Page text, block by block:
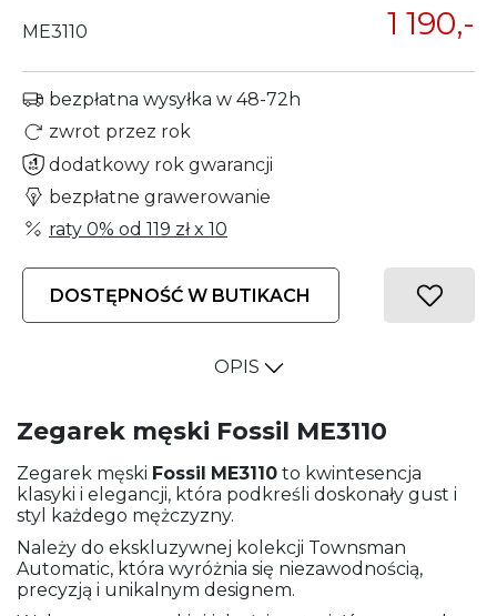
ME3110 1 190,-
bezpłatna wysyłka w 48-72h
zwrot przez rok
dodatkowy rok gwarancji
bezpłatne grawerowanie
raty 0% od 119 złx 10
DOSTĘPNOŚĆ W BUTIKACH
OPIS
Zegarek męski Fossil ME3110
Zegarek męski Fossil ME3110 to kwintesencja
klasyki i elegancji, która podkreśli doskonały gust i
styl każdego mężczyzny.
Należy do ekskluzywnej kolekcji Townsman
Automatic, która wyróżnia się niezawodnością,
precyzją i unikalnym designem.